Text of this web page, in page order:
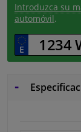
Introduzca su
automóvil.